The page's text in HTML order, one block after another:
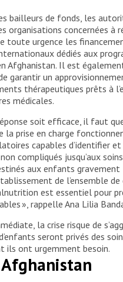
bailleurs de fonds, les
organisations concernées à
toute urgence les
dédiés aux
Afghanistan. Il est
garantir un
thérapeutiques prêts à
médicales.
soit efficace, il faut
la prise en charge
capables d’identifier et
compliqués jusqu’aux soins
aux enfants gravement
de l’ensemble de
est essentiel pour
», rappelle Ana Lilia
la crise risque de
seront privés des
ils ont urgemment besoin.
Afghanistan